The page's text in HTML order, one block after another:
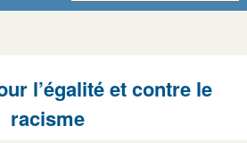
l’égalité et contre le
racisme